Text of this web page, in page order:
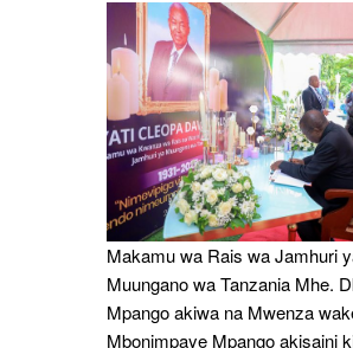
Makamu wa Rais wa Jamhuri
Muungano wa Tanzania Mhe.
Mpango akiwa na Mwenza
Mbonimpaye Mpango akisaini